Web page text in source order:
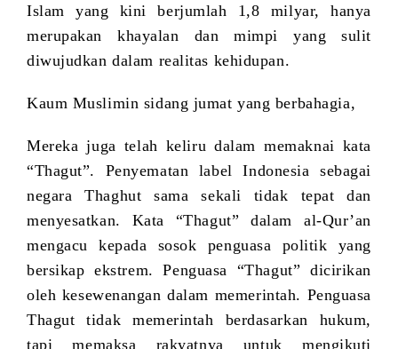
Islam yang kini berjumlah 1,8 milyar, hanya
merupakan khayalan dan mimpi yang sulit
diwujudkan dalam realitas kehidupan.
Kaum Muslimin sidang jumat yang berbahagia,
Mereka juga telah keliru dalam memaknai kata
“Thagut”. Penyematan label Indonesia sebagai
negara Thaghut sama sekali tidak tepat dan
menyesatkan. Kata “Thagut” dalam al-Qur’an
mengacu kepada sosok penguasa politik yang
bersikap ekstrem. Penguasa “Thagut” dicirikan
oleh kesewenangan dalam memerintah. Penguasa
Thagut tidak memerintah berdasarkan hukum,
tapi memaksa rakyatnya untuk mengikuti